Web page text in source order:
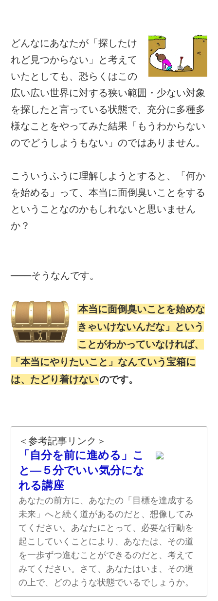
どんなにあなたが「探したけ
れど見つからない」と考えて
いたとしても、恐らくはこの
広い広い世界に対する狭い範囲・少ない対象
を探したと言っている状態で、充分に多種多
様なことをやってみた結果「もうわからない
のでどうしようもない」のではありません。
こういうふうに理解しようとすると、「何か
を始める」って、本当に面倒臭いことをする
ということなのかもしれないと思いません
か？
───そうなんです。
本当に面倒臭いことを始めな
きゃいけないんだな」という
ことがわかっていなければ、
「本当にやりたいこと」なんていう宝箱に
は、たどり着けないのです。
＜参考記事リンク＞
「自分を前に進める」こ
と―５分でいい気分にな
れる講座
あなたの前方に、あなたの「目標を達成する
未来」へと続く道があるのだと、想像してみ
てください。あなたにとって、必要な行動を
起こしていくことにより、あなたは、その道
を一歩ずつ進むことができるのだと、考えて
みてください。さて、あなたはいま、その道
の上で、どのような状態でいるでしょうか。